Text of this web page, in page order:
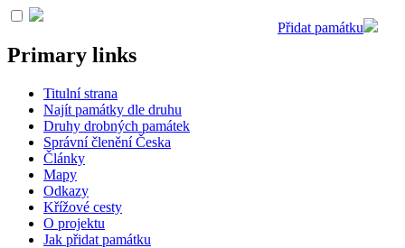
Primary links
Titulní strana
Najít památky dle druhu
Druhy drobných památek
Správní členění Česka
Články
Mapy
Odkazy
Křížové cesty
O projektu
Jak přidat památku
Přidat památku